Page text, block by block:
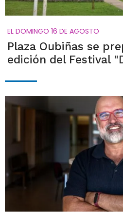
EL DOMINGO 16 DE AGOSTO
Plaza Oubiñas se
edición del Festival